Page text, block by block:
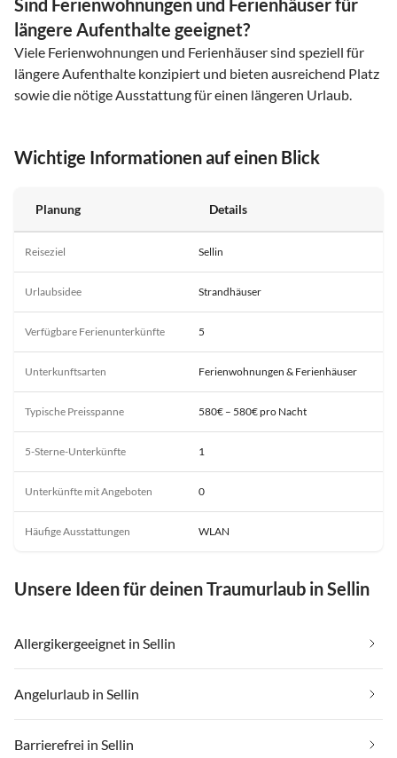
Sind Ferienwohnungen und Ferienhäuser für
längere Aufenthalte geeignet?
Viele Ferienwohnungen und Ferienhäuser sind speziell für
längere Aufenthalte konzipiert und bieten ausreichend Platz
sowie die nötige Ausstattung für einen längeren Urlaub.
Wichtige Informationen auf einen Blick
Planung Details
Reiseziel Sellin
Urlaubsidee Strandhäuser
Verfügbare Ferienunterkünfte 5
Unterkunftsarten Ferienwohnungen & Ferienhäuser
Typische Preisspanne 580€ – 580€ pro Nacht
5-Sterne-Unterkünfte 1
Unterkünfte mit Angeboten 0
Häufige Ausstattungen WLAN
Unsere Ideen für deinen Traumurlaub in Sellin
Allergikergeeignet in Sellin
Angelurlaub in Sellin
Barrierefrei in Sellin